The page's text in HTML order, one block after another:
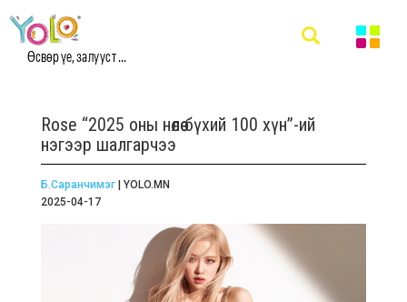
Өсвөр үе, залууст ...
Rose “2025 оны нөлөө бүхий 100 хүн”-ий
нэгээр шалгарчээ
Б.Саранчимэг| YOLO.MN
2025-04-17